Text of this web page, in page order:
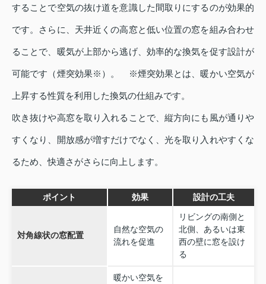
することで空気の抜け道を意識した間取りにするのが効果的
です。さらに、天井近くの高窓と低い位置の窓を組み合わせ
ることで、暖気が上部から逃げ、効率的な換気を促す設計が
可能です（煙突効果※）。 ※煙突効果とは、暖かい空気が
上昇する性質を利用した換気の仕組みです。
吹き抜けや高窓を取り入れることで、縦方向にも風が通りや
すくなり、開放感が増すだけでなく、光を取り入れやすくな
るため、快適さがさらに向上します。
ポイント 効果 設計の工夫
対角線状の窓配置
自然な空気の
流れを促進
リビングの南側と
北側、あるいは東
西の壁に窓を設け
る
暖かい空気を